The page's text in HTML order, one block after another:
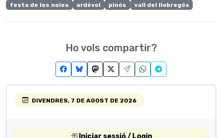
festa de les noies ardèvol pinós vall del llobregós
Ho vols compartir?
DIVENDRES, 7 DE AGOST DE 2026